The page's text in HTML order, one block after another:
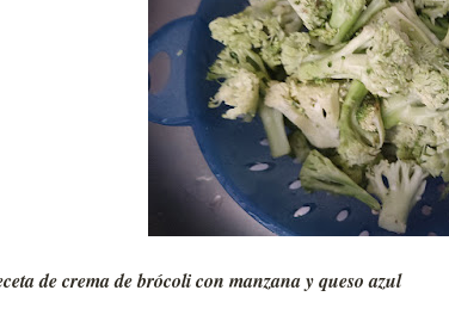
de crema de brócoli con manzana y queso azul